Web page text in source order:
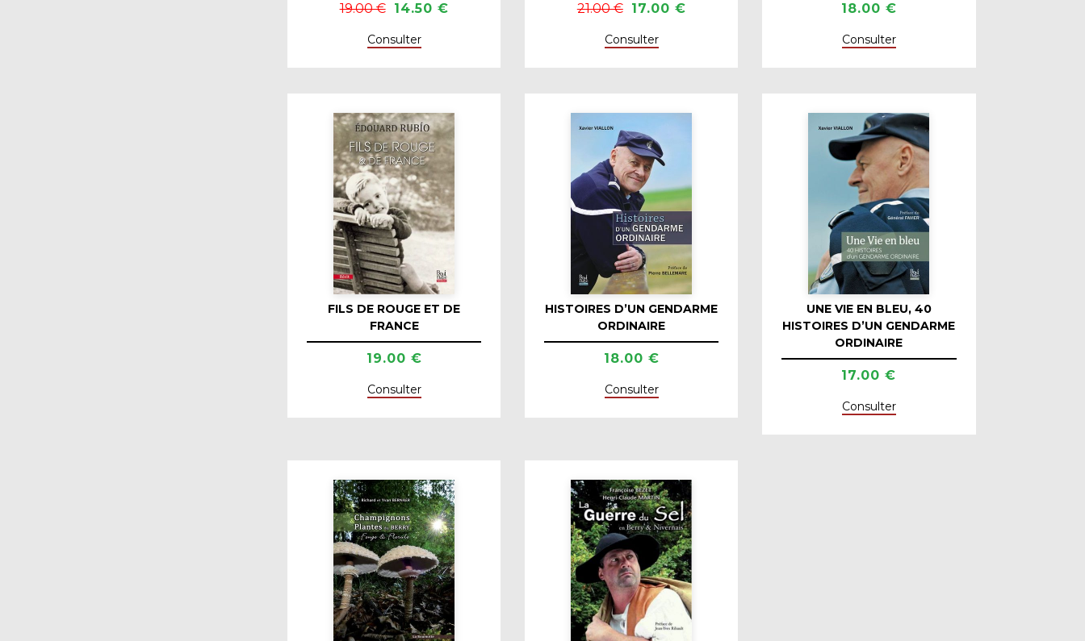
19.00 € 14.50 €
Consulter
21.00 € 17.00 €
Consulter
18.00 €
Consulter
FILS DE ROUGE ET DE
FRANCE
19.00 €
Consulter
HISTOIRES D’UN GENDARME
ORDINAIRE
18.00 €
Consulter
UNE VIE EN BLEU, 40
HISTOIRES D’UN GENDARME
ORDINAIRE
17.00 €
Consulter